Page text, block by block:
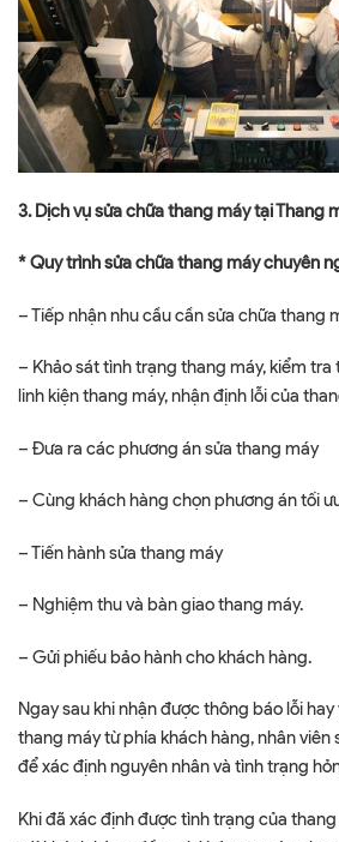
3. Dịch vụ sửa chữa thang máy tại Thang
* Quy trình sửa chữa thang máy chuyên
– Tiếp nhận nhu cầu cần sửa chữa thang
– Khảo sát tình trạng thang máy, kiểm
linh kiện thang máy, nhận định lỗi của
– Đưa ra các phương án sửa thang máy
– Cùng khách hàng chọn phương án tối
– Tiến hành sửa thang máy
– Nghiệm thu và bàn giao thang máy.
– Gửi phiếu bảo hành cho khách hàng.
Ngay sau khi nhận được thông báo lỗi
thang máy từ phía khách hàng, nhân viên
để xác định nguyên nhân và tình trạng
Khi đã xác định được tình trạng của